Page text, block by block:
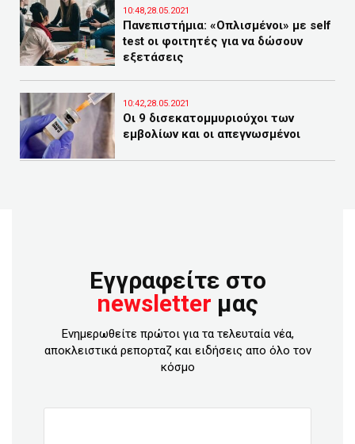
10:48,28.05.2021
Πανεπιστήμια: «Οπλισμένοι» με self
test οι φοιτητές για να δώσουν
εξετάσεις
10:42,28.05.2021
Οι 9 δισεκατομμυριούχοι των
εμβολίων και οι απεγνωσμένοι
Εγγραφείτε στο
newsletter μας
Ενημερωθείτε πρώτοι για τα τελευταία νέα,
αποκλειστικά ρεπορταζ και ειδήσεις απο όλο τον
κόσμο